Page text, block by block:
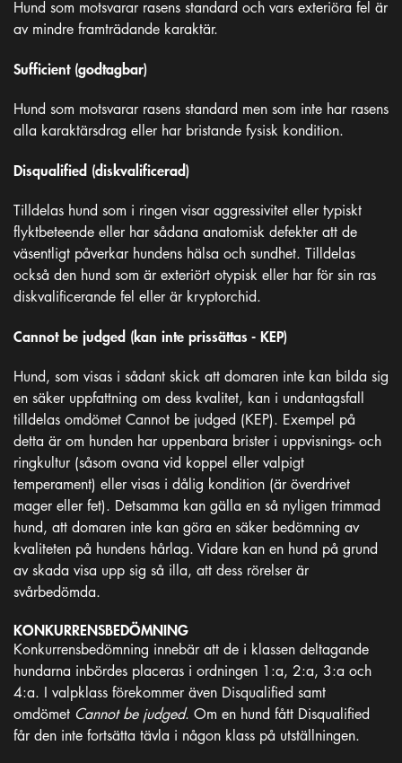
Hund som motsvarar rasens standard och vars exteriöra fel är
av mindre framträdande karaktär.
Sufficient (godtagbar)
Hund som motsvarar rasens standard men som inte har rasens
alla karaktärsdrag eller har bristande fysisk kondition.
Disqualified (diskvalificerad)
Tilldelas hund som i ringen visar aggressivitet eller typiskt
flyktbeteende eller har sådana anatomisk defekter att de
väsentligt påverkar hundens hälsa och sundhet. Tilldelas
också den hund som är exteriört otypisk eller har för sin ras
diskvalificerande fel eller är kryptorchid.
Cannot be judged (kan inte prissättas - KEP)
Hund, som visas i sådant skick att domaren inte kan bilda sig
en säker uppfattning om dess kvalitet, kan i undantagsfall
tilldelas omdömet Cannot be judged (KEP). Exempel på
detta är om hunden har uppenbara brister i uppvisnings- och
ringkultur (såsom ovana vid koppel eller valpigt
temperament) eller visas i dålig kondition (är överdrivet
mager eller fet). Detsamma kan gälla en så nyligen trimmad
hund, att domaren inte kan göra en säker bedömning av
kvaliteten på hundens hårlag. Vidare kan en hund på grund
av skada visa upp sig så illa, att dess rörelser är
svårbedömda.
KONKURRENSBEDÖMNING
Konkurrensbedömning innebär att de i klassen deltagande
hundarna inbördes placeras i ordningen 1:a, 2:a, 3:a och
4:a. I valpklass förekommer även Disqualified samt
omdömet Cannot be judged. Om en hund fått Disqualified
får den inte fortsätta tävla i någon klass på utställningen.